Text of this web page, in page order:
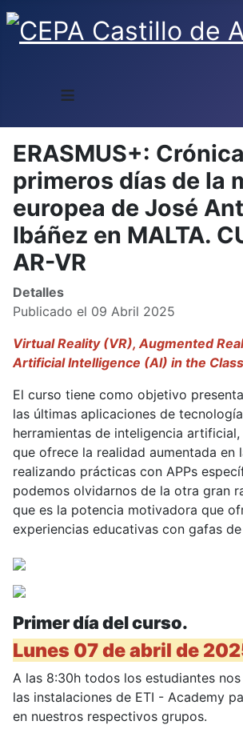
≡
ERASMUS+:
primeros días de la
europea de José
Ibáñez en MALTA.
AR-VR
Detalles
Publicado el 09 Abril 2025
Virtual Reality (VR), Augmented
Artificial Intelligence (AI) in the
El curso tiene como objetivo
las últimas aplicaciones de
herramientas de inteligencia
que ofrece la realidad aumentada en
realizando prácticas con APPs
podemos olvidarnos de la otra gran
que es la potencia motivadora que
experiencias educativas con gafas
Primer día del curso.
Lunes 07 de abril de
A las 8:30h todos los estudiantes
las instalaciones de ETI - Academy
en nuestros respectivos grupos.